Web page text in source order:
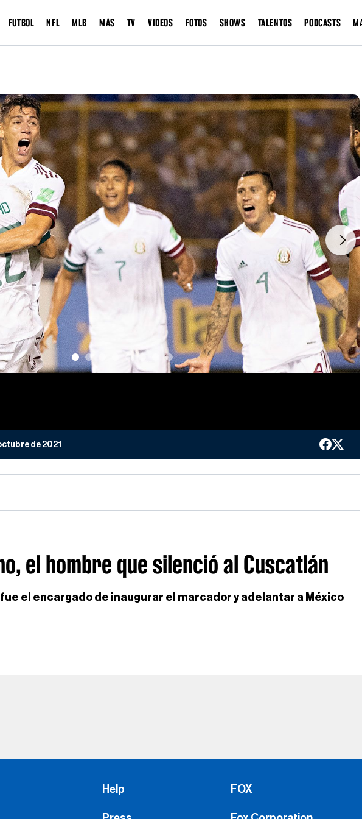
FUTBOL NFL MLB MÁS TV VIDEOS FOTOS SHOWS TALENTOS PODCASTS
Next
de 2021
el hombre que silenció al Cuscatlán
el encargado de inaugurar el marcador y adelantar a México
Help FOX